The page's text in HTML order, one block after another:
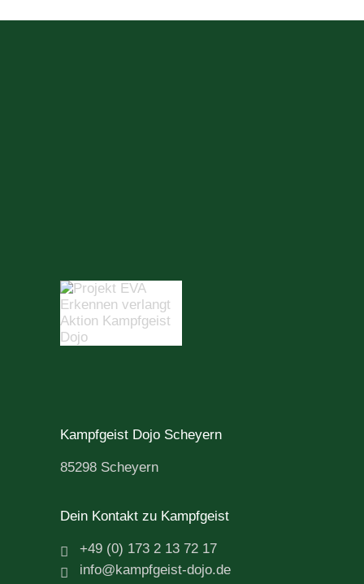
Kampfgeist Dojo Scheyern
85298 Scheyern
Dein Kontakt zu Kampfgeist
+49 (0) 173 2 13 72 17
info@kampfgeist-dojo.de